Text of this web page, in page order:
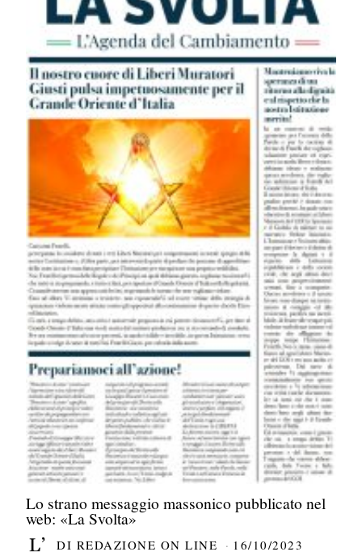
Lo strano messaggio massonico pubblicato nel
web: «La Svolta»
DI REDAZIONE ON LINE
16/10/2023